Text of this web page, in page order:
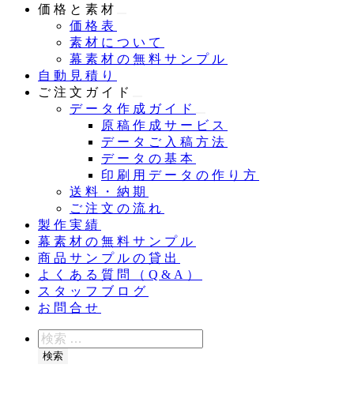
価格と素材
価格表
素材について
幕素材の無料サンプル
自動見積り
ご注文ガイド
データ作成ガイド
原稿作成サービス
データご入稿方法
データの基本
印刷用データの作り方
送料・納期
ご注文の流れ
製作実績
幕素材の無料サンプル
商品サンプルの貸出
よくある質問（Q&A）
スタッフブログ
お問合せ
検
索
検索